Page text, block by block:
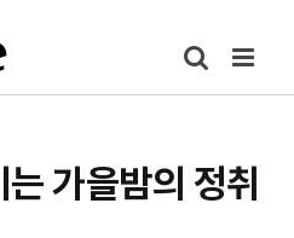
가을밤의 정취